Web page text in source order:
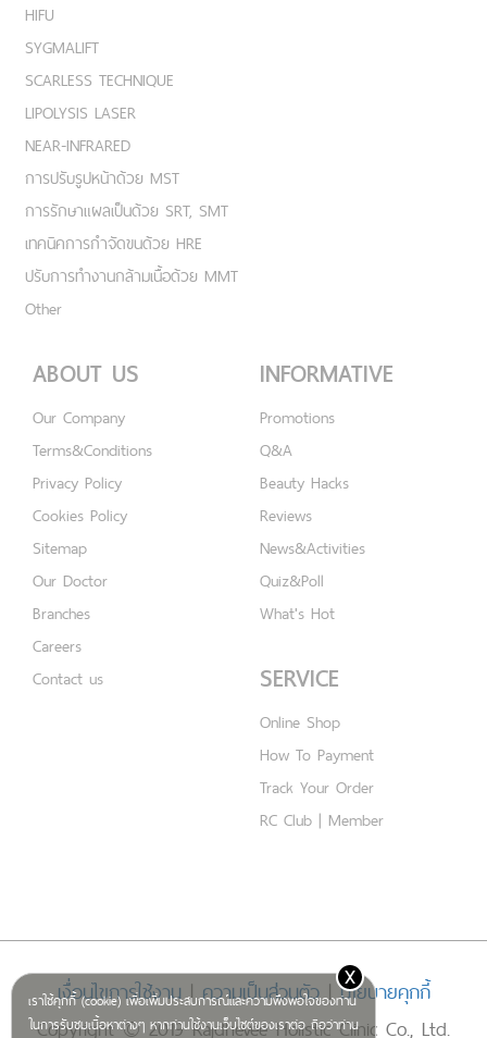
เราใช้คุกกี้ (cookie) เพื่อเพิ่มประสบการณ์และความพึงพอใจของท่าน
ในการรับชมเนื้อหาต่างๆ หากท่านใช้งานเว็บไซต์ของเราต่อ ถือว่าท่าน
x
HIFU
SYGMALIFT
SCARLESS TECHNIQUE
LIPOLYSIS LASER
NEAR-INFRARED
การปรับรูปหน้าด้วย MST
การรักษาแผลเป็นด้วย SRT, SMT
เทคนิคการกำจัดขนด้วย HRE
ปรับการทำงานกล้ามเนื้อด้วย MMT
Other
ABOUT US
Our Company
Terms&Conditions
Privacy Policy
Cookies Policy
Sitemap
Our Doctor
Branches
Careers
Contact us
INFORMATIVE
Promotions
Q&A
Beauty Hacks
Reviews
News&Activities
Quiz&Poll
What's Hot
SERVICE
Online Shop
How To Payment
Track Your Order
RC Club | Member
เงื่อนไขการใช้งาน|ความเป็นส่วนตัว|นโยบายคุกกี้
Copyright © 2019 Rajdhevee Holistic Clinic Co., Ltd.